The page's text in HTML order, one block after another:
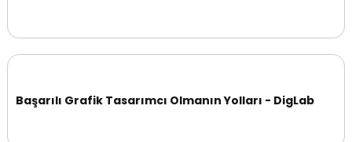
Başarılı Grafik Tasarımcı Olmanın Yolları - DigLab